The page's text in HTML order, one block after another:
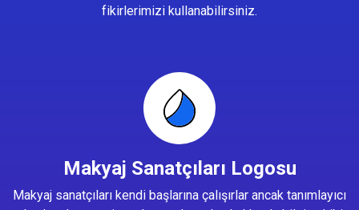
fikirlerimizi kullanabilirsiniz.
Makyaj Sanatçıları Logosu
Makyaj sanatçıları kendi başlarına çalışırlar ancak tanımlayıcı